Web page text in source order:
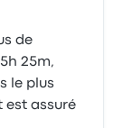
de
25m,
le plus
est assuré